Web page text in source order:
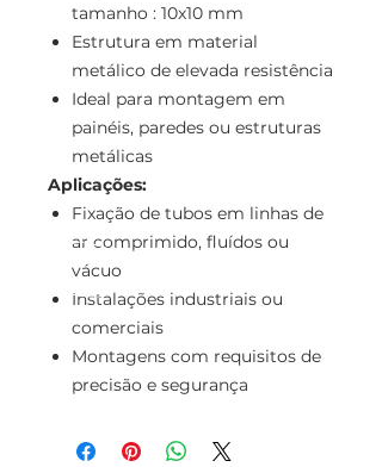
tamanho : 10x10 mm
Estrutura em material
metálico de elevada resistência
Ideal para montagem em
painéis, paredes ou estruturas
metálicas
Aplicações:
Fixação de tubos em linhas de
ar comprimido, fluídos ou
vácuo
Instalações industriais ou
comerciais
Montagens com requisitos de
precisão e segurança